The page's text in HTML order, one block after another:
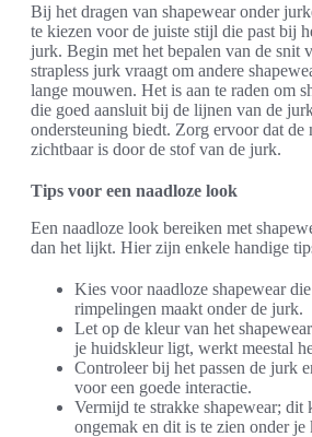
Bij het dragen van shapewear onder
te kiezen voor de juiste stijl die past bij
jurk. Begin met het bepalen van de snit
strapless jurk vraagt om andere
lange mouwen. Het is aan te raden om
die goed aansluit bij de lijnen van de
ondersteuning biedt. Zorg ervoor dat de
zichtbaar is door de stof van de jurk.
Tips voor een naadloze look
Een naadloze look bereiken met
dan het lijkt. Hier zijn enkele handige
Kies voor naadloze shapewear
rimpelingen maakt onder de jurk.
Let op de kleur van het
je huidskleur ligt, werkt meestal
Controleer bij het passen de jurk
voor een goede interactie.
Vermijd te strakke shapewear; dit
ongemak en dit is te zien onder je